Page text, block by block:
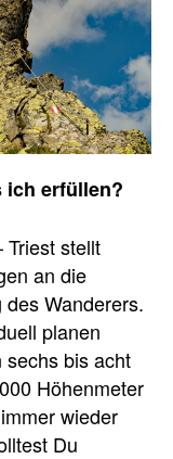
ich erfüllen?
Triest stellt
an die
Wanderers.
planen
sechs bis acht
Höhenmeter
wieder
Du